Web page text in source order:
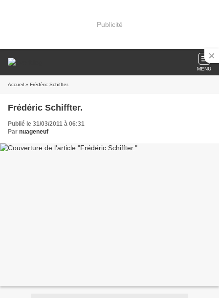
Publicité
MENU
Accueil » Frédéric Schiffter.
Frédéric Schiffter.
Publié le 31/03/2011 à 06:31
Par nuageneuf